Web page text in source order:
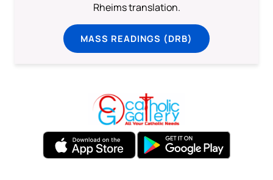
Rheims translation.
MASS READINGS (DRB)